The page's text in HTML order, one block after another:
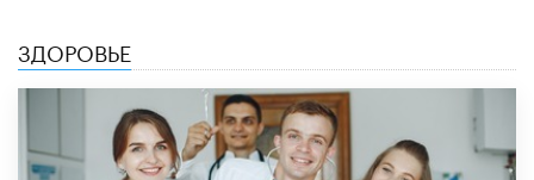
ЗДОРОВЬЕ